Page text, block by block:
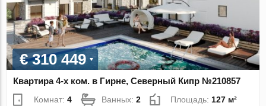
€ 310 449
Квартира 4-х ком. в Гирне, Северный Кипр №210857
Комнат:4 Ванных:2 Площадь:127 м²